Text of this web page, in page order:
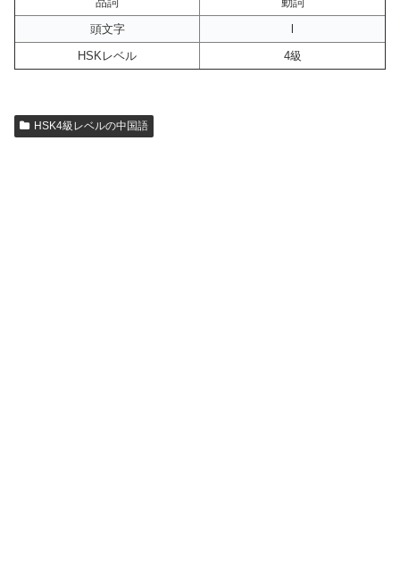
頭文字
HSKレベル
4級
HSK4級レベルの中国語